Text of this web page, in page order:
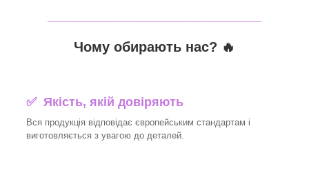
Чому обирають нас? 🔥
✅ Якість, якій довіряють
Вся продукція відповідає європейським стандартам і
виготовляється з увагою до деталей.